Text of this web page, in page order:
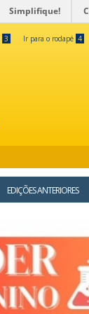
Simplifique!
3 Ir para o rodapé 4
EDIÇÕES ANTERIORES